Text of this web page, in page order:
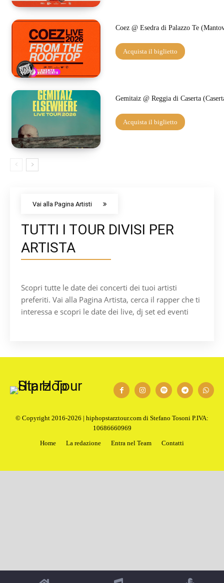
Coez @ Esedra di Palazzo Te
Acquista il biglietto
Gemitaiz @ Reggia di Caserta
Acquista il biglietto
Vai alla Pagina Artisti
TUTTI I TOUR DIVISI PER
ARTISTA
Scopri tutte le date dei concerti dei tuoi artisti
preferiti. Vai alla Pagina Artista, cerca il rapper che ti
interessa e scopri le date dei live, dj set ed eventi
© Copyright 2016-2026 | hiphopstarztour.com di Stefano Tosoni P.IVA:
10686660969
Home
La redazione Entra nel Team Contatti